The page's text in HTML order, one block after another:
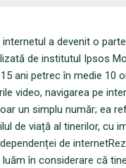
a devenit o
de institutul Ipsos
ani petrec în medie 10
video, navigarea pe
un simplu număr; ea
de viață al tinerilor, cu
de
în considerare că